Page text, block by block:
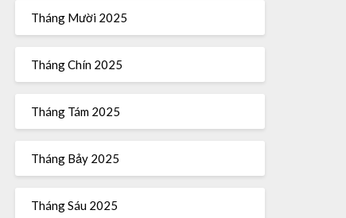
Tháng Mười 2025
Tháng Chín 2025
Tháng Tám 2025
Tháng Bảy 2025
Tháng Sáu 2025